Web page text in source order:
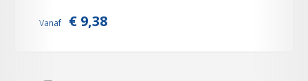
Vanaf € 9,38